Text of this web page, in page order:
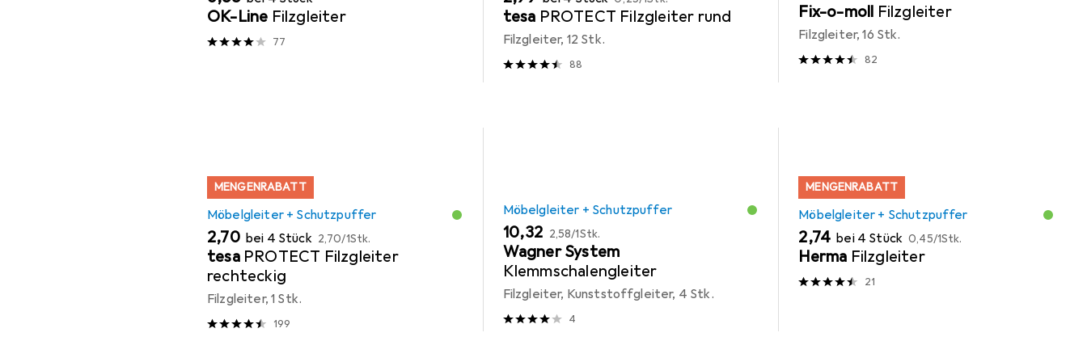
OK-Line Filzgleiter
77
tesa PROTECT Filzgleiter rund
Filzgleiter, 12 Stk.
88
Fix-o-moll Filzgleiter
Filzgleiter, 16 Stk.
82
MENGENRABATT
Möbelgleiter + Schutzpuffer
EUR
2,70 bei 4 Stück EUR
2,70/1Stk.
tesa PROTECT Filzgleiter
rechteckig
Filzgleiter, 1 Stk.
199
Möbelgleiter + Schutzpuffer
EUR
10,32 EUR
2,58/1Stk.
Wagner System
Klemmschalengleiter
Filzgleiter, Kunststoffgleiter, 4 Stk.
4
MENGENRABATT
Möbelgleiter + Schutzpuffer
EUR
2,74 bei 4 Stück EUR
0,45/1Stk.
Herma Filzgleiter
21